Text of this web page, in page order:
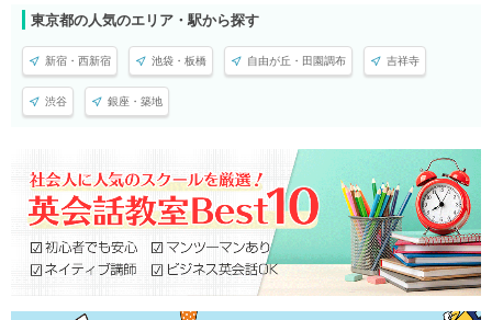
東京都の人気のエリア・駅から探す
新宿・西新宿 池袋・板橋 自由が丘・田園調布 吉祥寺
渋谷 銀座・築地